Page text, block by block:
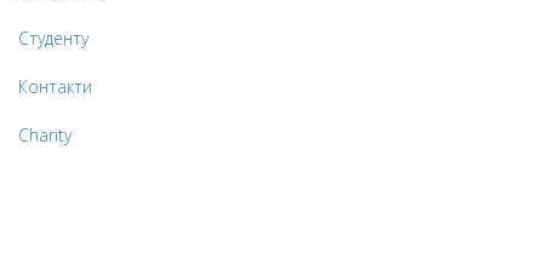
Студенту
Контакти
Charity